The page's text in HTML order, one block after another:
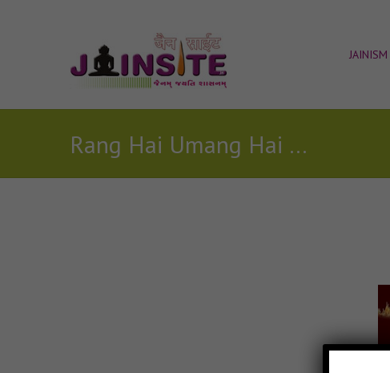
JAINISM
Rang Hai Umang Hai jain mp3